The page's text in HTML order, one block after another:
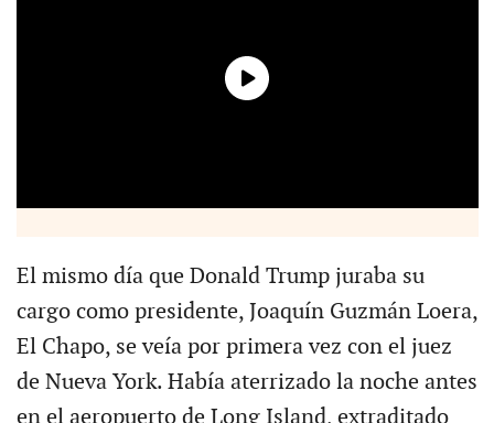
El mismo día que Donald Trump juraba su
cargo como presidente, Joaquín Guzmán Loera,
El Chapo, se veía por primera vez con el juez
de Nueva York. Había aterrizado la noche antes
en el aeropuerto de Long Island, extraditado